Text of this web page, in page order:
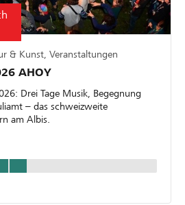
& Kunst, Veranstaltungen
AHOY
Drei Tage Musik, Begegnung
– das schweizweite
am Albis.